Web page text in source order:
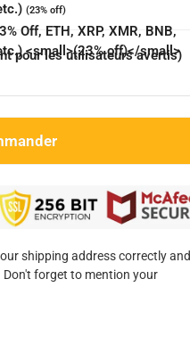
(23% off)
pour les utilisateurs avertis)
shipping address correctly and
forget to mention your